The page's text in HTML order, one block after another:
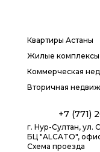
Квартиры Астаны
Жилые комплексы
Коммерческая
Вторичная
+7 (771)
г. Нур-Султан, ул.
БЦ "ALCATO",
Схема проезда